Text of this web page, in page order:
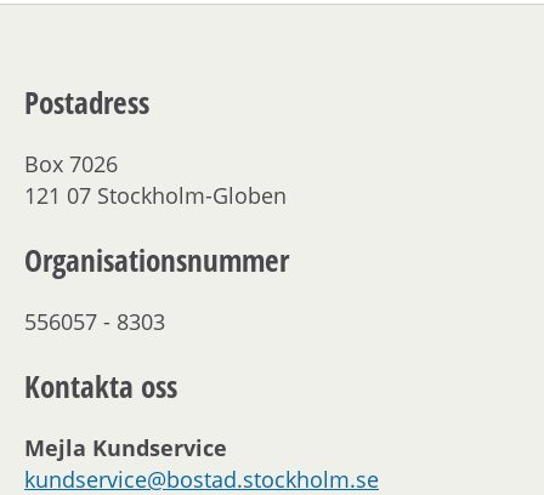
Postadress
Box 7026
121 07 Stockholm-Globen
Organisationsnummer
556057 - 8303
Kontakta oss
Mejla Kundservice
kundservice@bostad.stockholm.se